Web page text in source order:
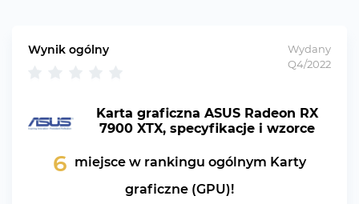
Wynik ogólny
Wydany
Q4/2022
Karta graficzna ASUS Radeon RX
7900 XTX, specyfikacje i wzorce
6 miejsce w rankingu ogólnym Karty
graficzne (GPU)!